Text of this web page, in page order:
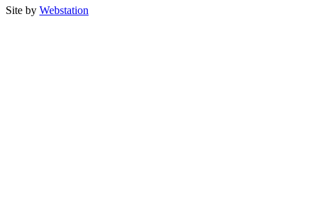
Site by Webstation